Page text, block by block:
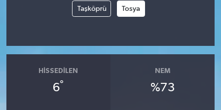
Taşköprü Tosya
HISSEDILEN
6°
NEM
%73